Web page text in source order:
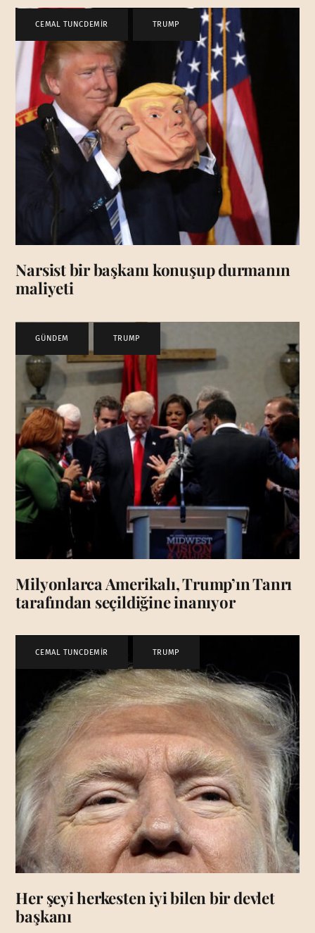
CEMAL TUNCDEMİR TRUMP
Narsist bir başkanı konuşup durmanın
maliyeti
GÜNDEM TRUMP
Milyonlarca Amerikalı, Trump’ın Tanrı
tarafından seçildiğine inanıyor
CEMAL TUNCDEMİR TRUMP
Her şeyi herkesten iyi bilen bir devlet
başkanı